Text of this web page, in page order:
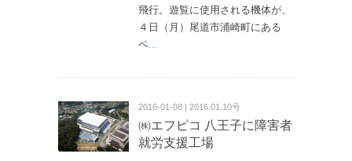
飛行。遊覧に使用される機体が、
４日（月）尾道市浦崎町にある
ベ...
2016-01-08 | 2016.01.10号
㈱エフピコ 八王子に障害者
就労支援工場